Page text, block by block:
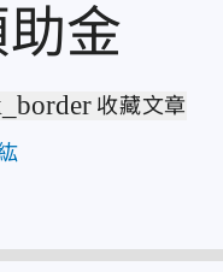
金
收藏文章